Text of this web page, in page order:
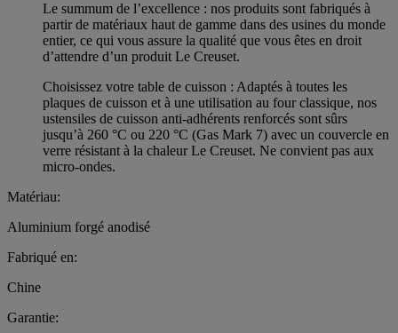
Le summum de l’excellence : nos produits sont fabriqués à
partir de matériaux haut de gamme dans des usines du monde
entier, ce qui vous assure la qualité que vous êtes en droit
d’attendre d’un produit Le Creuset.
Choisissez votre table de cuisson : Adaptés à toutes les
plaques de cuisson et à une utilisation au four classique, nos
ustensiles de cuisson anti-adhérents renforcés sont sûrs
jusqu’à 260 °C ou 220 °C (Gas Mark 7) avec un couvercle en
verre résistant à la chaleur Le Creuset. Ne convient pas aux
micro-ondes.
Matériau:
Aluminium forgé anodisé
Fabriqué en:
Chine
Garantie: